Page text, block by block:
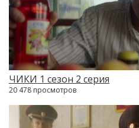
ЧИКИ 1 сезон 2 серия
20 478 просмотров